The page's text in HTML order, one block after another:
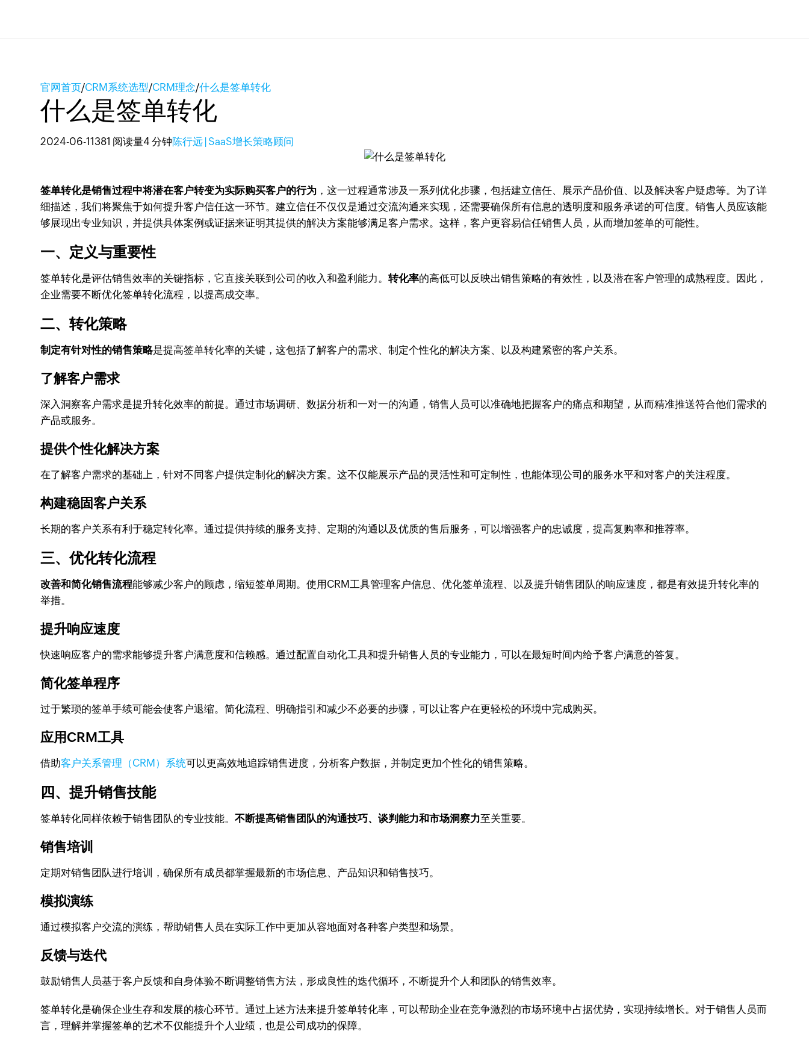
官网首页/CRM系统选型/CRM理念/什么是签单转化
什么是签单转化
2024-06-11 381 阅读量4 分钟陈行远 | SaaS增长策略顾问
签单转化是销售过程中将潜在客户转变为实际购买客户的行为 ，这一过程通常涉及一系列优化步骤，包括建立信任、展示产品价值、以及解决客户疑虑等。为了详
细描述，我们将聚焦于如何提升客户信任这一环节。建立信任不仅仅是通过交流沟通来实现，还需要确保所有信息的透明度和服务承诺的可信度。销售人员应该能
够展现出专业知识，并提供具体案例或证据来证明其提供的解决方案能够满足客户需求。这样，客户更容易信任销售人员，从而增加签单的可能性。
一、定义与重要性
签单转化是评估销售效率的关键指标，它直接关联到公司的收入和盈利能力。转化率的高低可以反映出销售策略的有效性，以及潜在客户管理的成熟程度。因此，
企业需要不断优化签单转化流程，以提高成交率。
二、转化策略
制定有针对性的销售策略是提高签单转化率的关键，这包括了解客户的需求、制定个性化的解决方案、以及构建紧密的客户关系。
了解客户需求
深入洞察客户需求是提升转化效率的前提。通过市场调研、数据分析和一对一的沟通，销售人员可以准确地把握客户的痛点和期望，从而精准推送符合他们需求的
产品或服务。
提供个性化解决方案
在了解客户需求的基础上，针对不同客户提供定制化的解决方案。这不仅能展示产品的灵活性和可定制性，也能体现公司的服务水平和对客户的关注程度。
构建稳固客户关系
长期的客户关系有利于稳定转化率。通过提供持续的服务支持、定期的沟通以及优质的售后服务，可以增强客户的忠诚度，提高复购率和推荐率。
三、优化转化流程
改善和简化销售流程能够减少客户的顾虑，缩短签单周期。使用CRM工具管理客户信息、优化签单流程、以及提升销售团队的响应速度，都是有效提升转化率的
举措。
提升响应速度
快速响应客户的需求能够提升客户满意度和信赖感。通过配置自动化工具和提升销售人员的专业能力，可以在最短时间内给予客户满意的答复。
简化签单程序
过于繁琐的签单手续可能会使客户退缩。简化流程、明确指引和减少不必要的步骤，可以让客户在更轻松的环境中完成购买。
应用CRM工具
借助客户关系管理（CRM）系统可以更高效地追踪销售进度，分析客户数据，并制定更加个性化的销售策略。
四、提升销售技能
签单转化同样依赖于销售团队的专业技能。不断提高销售团队的沟通技巧、谈判能力和市场洞察力至关重要。
销售培训
定期对销售团队进行培训，确保所有成员都掌握最新的市场信息、产品知识和销售技巧。
模拟演练
通过模拟客户交流的演练，帮助销售人员在实际工作中更加从容地面对各种客户类型和场景。
反馈与迭代
鼓励销售人员基于客户反馈和自身体验不断调整销售方法，形成良性的迭代循环，不断提升个人和团队的销售效率。
签单转化是确保企业生存和发展的核心环节。通过上述方法来提升签单转化率，可以帮助企业在竞争激烈的市场环境中占据优势，实现持续增长。对于销售人员而
言，理解并掌握签单的艺术不仅能提升个人业绩，也是公司成功的保障。